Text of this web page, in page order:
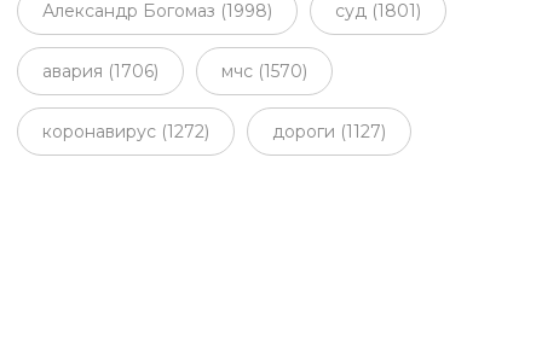
Александр Богомаз (1998) суд (1801)
авария (1706) мчс (1570)
коронавирус (1272) дороги (1127)